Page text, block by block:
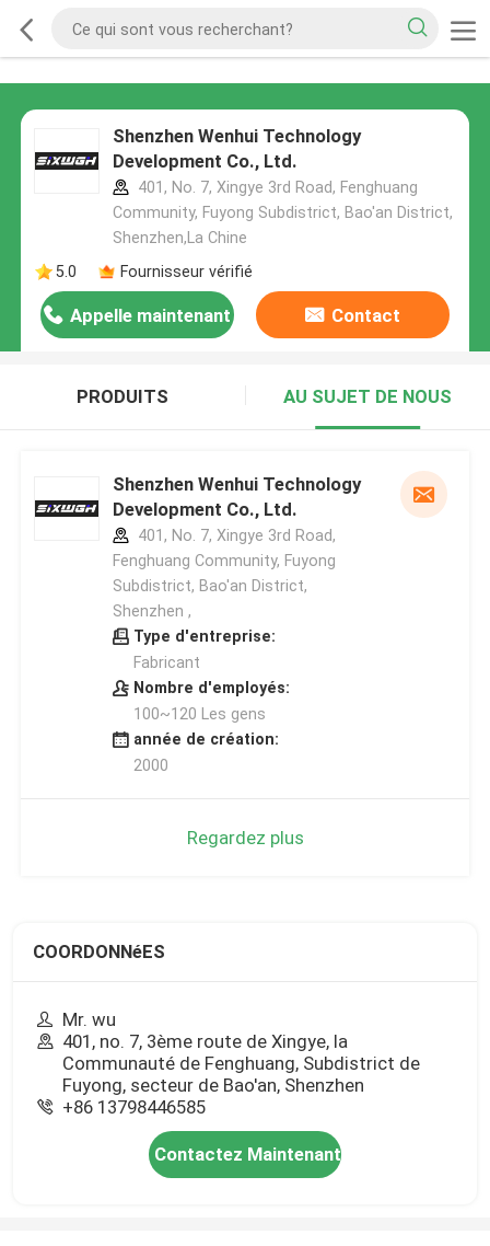
Shenzhen Wenhui Technology
Development Co., Ltd.
401, No. 7, Xingye 3rd Road, Fenghuang
Community, Fuyong Subdistrict, Bao'an District,
Shenzhen,La Chine
5.0
Fournisseur vérifié
Appelle maintenant Contact
PRODUITS AU SUJET DE NOUS
Shenzhen Wenhui Technology
Development Co., Ltd.
401, No. 7, Xingye 3rd Road,
Fenghuang Community, Fuyong
Subdistrict, Bao'an District,
Shenzhen ,
Type d'entreprise:
Fabricant
Nombre d'employés:
100~120 Les gens
année de création:
2000
Regardez plus
COORDONNéES
Mr. wu
401, no. 7, 3ème route de Xingye, la
Communauté de Fenghuang, Subdistrict de
Fuyong, secteur de Bao'an, Shenzhen
+86 13798446585
Contactez Maintenant